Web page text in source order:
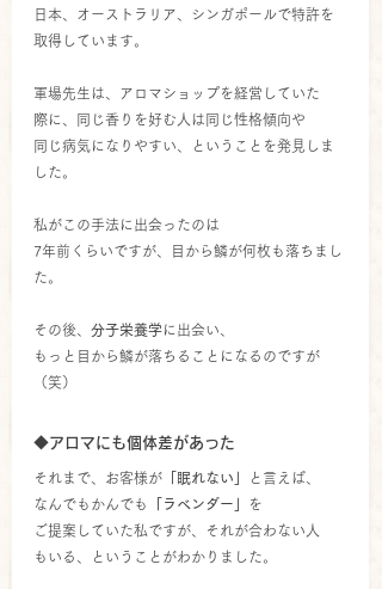
日本、オーストラリア、シンガポールで特許を
取得しています。
軍場先生は、アロマショップを経営していた
際に、同じ香りを好む人は同じ性格傾向や
同じ病気になりやすい、ということを発見しま
した。
私がこの手法に出会ったのは
7年前くらいですが、目から鱗が何枚も落ちまし
た。
その後、 分子栄養学に出会い、
もっと目から鱗が落ちることになるのですが
（笑）
◆アロマにも個体差があった
それまで、お客様が 「眠れない」
と言えば、
なんでもかんでも
「ラベンダー」
を
ご提案していた私ですが、それが合わない人
もいる、ということがわかりました。